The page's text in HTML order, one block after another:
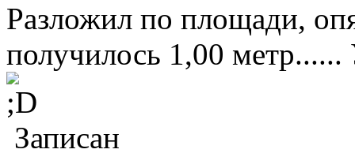
Разложил по площади,
получилось 1,00 метр......
Записан